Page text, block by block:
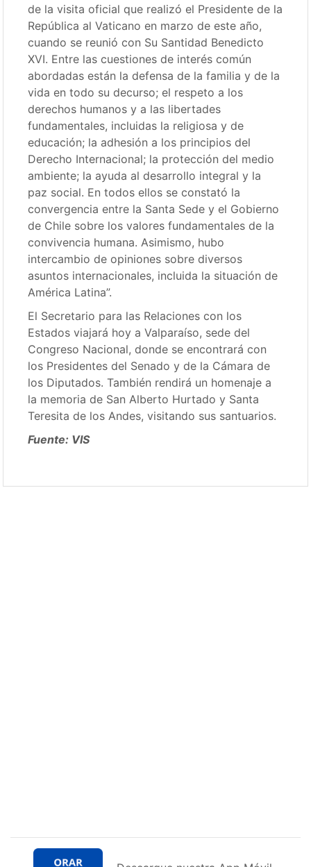
de la visita oficial que realizó el Presidente de la
República al Vaticano en marzo de este año,
cuando se reunió con Su Santidad Benedicto
XVI. Entre las cuestiones de interés común
abordadas están la defensa de la familia y de la
vida en todo su decurso; el respeto a los
derechos humanos y a las libertades
fundamentales, incluidas la religiosa y de
educación; la adhesión a los principios del
Derecho Internacional; la protección del medio
ambiente; la ayuda al desarrollo integral y la
paz social. En todos ellos se constató la
convergencia entre la Santa Sede y el Gobierno
de Chile sobre los valores fundamentales de la
convivencia humana. Asimismo, hubo
intercambio de opiniones sobre diversos
asuntos internacionales, incluida la situación de
América Latina”.
El Secretario para las Relaciones con los
Estados viajará hoy a Valparaíso, sede del
Congreso Nacional, donde se encontrará con
los Presidentes del Senado y de la Cámara de
los Diputados. También rendirá un homenaje a
la memoria de San Alberto Hurtado y Santa
Teresita de los Andes, visitando sus santuarios.
Fuente: VIS